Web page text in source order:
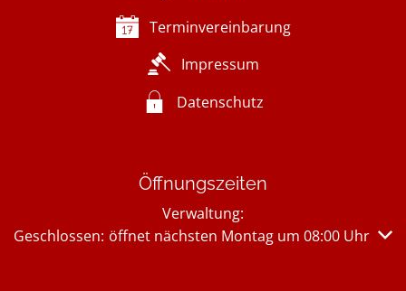
Terminvereinbarung
Impressum
Datenschutz
Öffnungszeiten
Verwaltung:
Klicken, um weitere Öffnungs- oder Schließzeiten
Geschlossen: öffnet nächsten Montag um 08:00 Uhr